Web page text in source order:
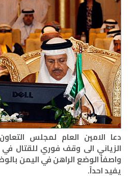
دعا الامين العام لمجلس
الزياني الى وقف فوري للقتال
واصفاً الوضع الراهن في اليمن
يفيد احداً.